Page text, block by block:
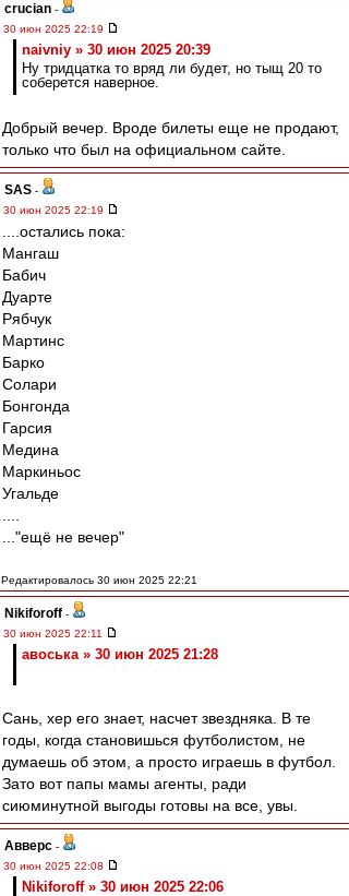
crucian -
30 июн 2025 22:19
naivniy » 30 июн 2025 20:39
Ну тридцатка то вряд ли будет, но тыщ 20 то
соберется наверное.
Добрый вечер. Вроде билеты еще не продают,
только что был на официальном сайте.
SAS -
30 июн 2025 22:19
....остались пока:
Мангаш
Бабич
Дуарте
Рябчук
Мартинс
Барко
Солари
Бонгонда
Гарсия
Медина
Маркиньос
Угальде
..."ещё не вечер"
Редактировалось 30 июн 2025 22:21
Nikiforoff -
30 июн 2025 22:11
авоська » 30 июн 2025 21:28
Сань, хер его знает, насчет звездняка. В те
годы, когда становишься футболистом, не
думаешь об этом, а просто играешь в футбол.
Зато вот папы мамы агенты, ради
сиюминутной выгоды готовы на все, увы.
Авверс -
30 июн 2025 22:08
Nikiforoff » 30 июн 2025 22:06